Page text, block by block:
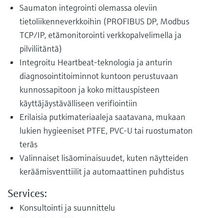
Saumaton integrointi olemassa oleviin
tietoliikenneverkkoihin (PROFIBUS DP, Modbus
TCP/IP, etämonitorointi verkkopalvelimella ja
pilviliitäntä)
Integroitu Heartbeat-teknologia ja anturin
diagnosointitoiminnot kuntoon perustuvaan
kunnossapitoon ja koko mittauspisteen
käyttäjäystävälliseen verifiointiin
Erilaisia putkimateriaaleja saatavana, mukaan
lukien hygieeniset PTFE, PVC-U tai ruostumaton
teräs
Valinnaiset lisäominaisuudet, kuten näytteiden
keräämisventtiilit ja automaattinen puhdistus
Services:
Konsultointi ja suunnittelu